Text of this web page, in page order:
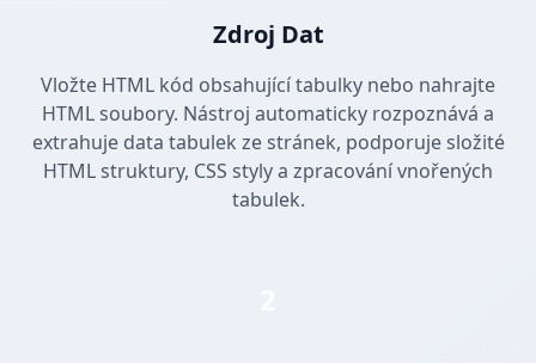
Zdroj Dat
Vložte HTML kód obsahující tabulky nebo nahrajte
HTML soubory. Nástroj automaticky rozpoznává a
extrahuje data tabulek ze stránek, podporuje složité
HTML struktury, CSS styly a zpracování vnořených
tabulek.